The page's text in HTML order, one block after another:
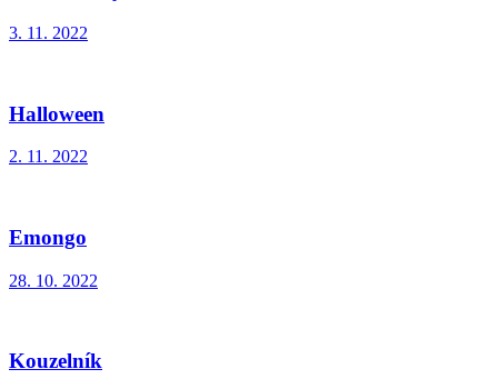
3. 11. 2022
Halloween
2. 11. 2022
Emongo
28. 10. 2022
Kouzelník